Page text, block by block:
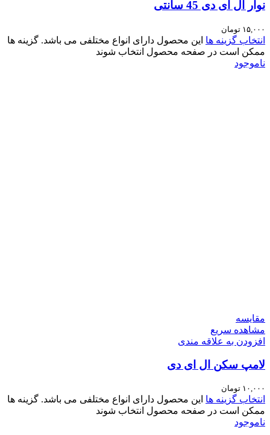
نوار ال ای دی 45 سانتی
۱۵,۰۰۰ تومان
انتخاب گزینه ها این محصول دارای انواع مختلفی می باشد. گزینه ها
ممکن است در صفحه محصول انتخاب شوند
ناموجود
مقایسه
مشاهده سریع
افزودن به علاقه مندی
لامپ سکن ال ای دی
۱۰,۰۰۰ تومان
انتخاب گزینه ها این محصول دارای انواع مختلفی می باشد. گزینه ها
ممکن است در صفحه محصول انتخاب شوند
ناموجود